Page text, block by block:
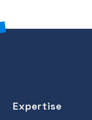
Expertise